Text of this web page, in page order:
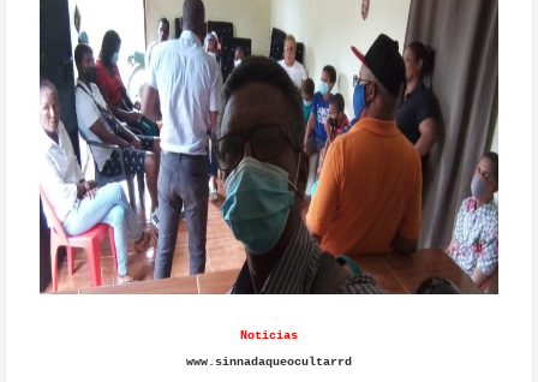
Noticias
www.sinnadaqueocultarrd